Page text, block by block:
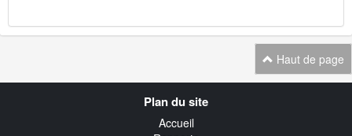
Haut de page
Plan du site
Accueil